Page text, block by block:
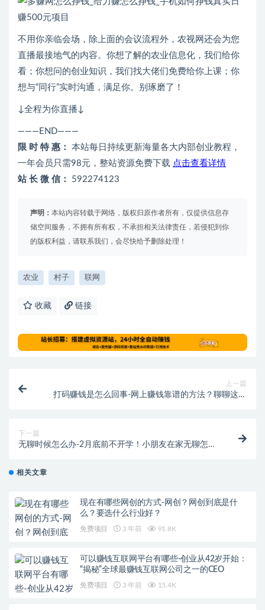
不用你亲临会场，除上面的会议流程外，农视网还会为您
直播最接地气的内容。你想了解的农业信息化，我们给你
看；你想问的创业知识，我们找大佬们免费给你上课；你
想与“同行”实时沟通，满足你。别琢磨了！
↓全程为你直播↓
———END———
限 时 特 惠： 本站每日持续更新海量各大内部创业教程，
一年会员只需98元，整站资源免费下载 点击查看详情
站 长 微 信： 592274123
声明： 本站内容转载于网络，版权归原作者所有，仅提供信息存
储空间服务，不拥有所有权，不承担相关法律责任，若侵犯到你
的版权利益，请联系我们，会尽快给予删除处理！
农业 村子 联网
收藏 链接
上一篇
打码赚钱是怎么回事-网上赚钱靠谱的方法？聊聊这些
下一篇
无聊时候怎么办-2月底前不开学！小朋友在家无聊怎么
相关文章
现在有哪些网创的方式-网创？网创到底是什
么？要选什么行业好？
免费项目 3 年前 91.8K
可以赚钱互联网平台有哪些-创业从42岁开始：
“揭秘”全球最赚钱互联网公司之一的CEO
免费项目 3 年前 15.4K